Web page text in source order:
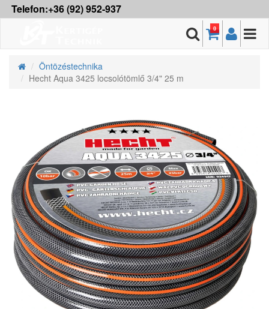
Telefon:+36 (92) 952-937
0
Öntözéstechnika
Hecht Aqua 3425 locsolótömlő 3/4" 25 m